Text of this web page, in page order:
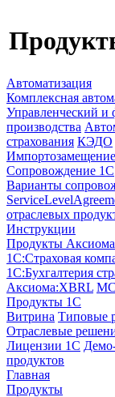
Автоматизация
Комплексная
Управленческий и
производства
страхования КЭДО
Импортозамещение
Сопровождение 1С
Варианты
отраслевых
Инструкции
Продукты Аксиома
1С:Страховая
1С:Бухгалтерия
Аксиома:XBRL
Продукты 1С
Витрина Типовые
Отраслевые
Лицензии 1C
продуктов
Главная
Продукты